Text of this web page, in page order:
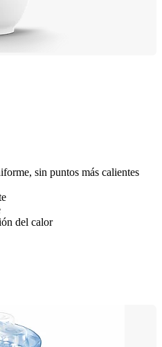
sin puntos más calientes
del calor